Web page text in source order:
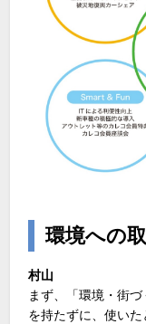
環境への
村山
まず、「環境・街
を持たずに、使い